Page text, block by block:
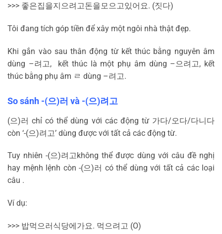
>>> 좋은집을지으려고돈을모으고있어요. (짓다)
Tôi đang tích góp tiền để xây một ngôi nhà thật đẹp.
Khi gắn vào sau thân động từ kết thúc bằng nguyên âm
dùng –려고, kết thúc là một phụ âm dùng – 으려고, kết
thúc bằng phụ âm ㄹ dùng –려고.
So sánh -(으)러 và -(으)려고
(으)러 chỉ có thể dùng với các động từ 가다/오다/다니다
còn ‘-(으)려고’ dùng được với tất cả các động từ.
Tuy nhiên -(으)려고không thể được dùng với câu đề nghị
hay mệnh lệnh còn -(으)러 có thể dùng với tất cả các loại
câu .
Ví dụ:
>>> 밥먹으러식당에가요. 먹으려고 (O)